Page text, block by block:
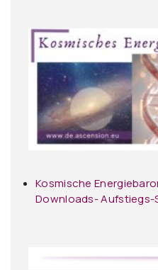
Kosmische
Downloads- Aufstiegs-